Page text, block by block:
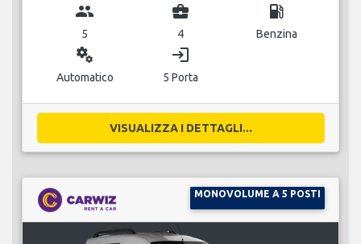
group
5
business_center
4
local_gas_station
Benzina
miscellaneous_services
Automatico
login
5 Porta
VISUALIZZA I DETTAGLI...
MONOVOLUME A 5 POSTI